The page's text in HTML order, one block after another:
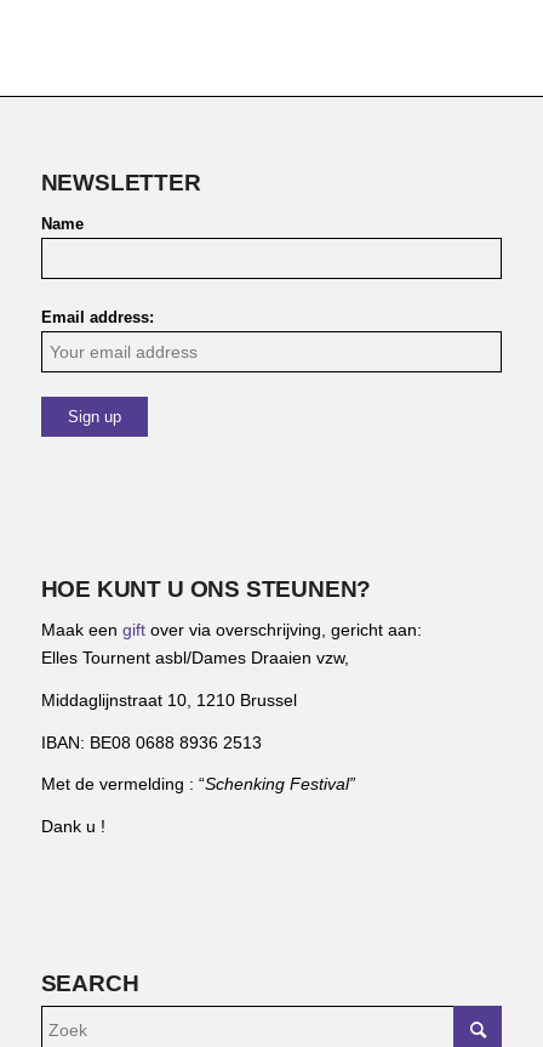
NEWSLETTER
Name
Email address:
HOE KUNT U ONS STEUNEN?
Maak een giftover via overschrijving, gericht aan:
Elles Tournent asbl/Dames Draaien vzw,
Middaglijnstraat 10, 1210 Brussel
IBAN: BE08 0688 8936 2513
Met de vermelding : “Schenking Festival”
Dank u !
SEARCH